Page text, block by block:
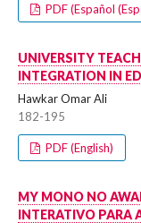
PDF (Español
UNIVERSITY
INTEGRATION IN
Hawkar Omar Ali
182-195
PDF (English)
MY MONO NO
INTERATIVO PARA